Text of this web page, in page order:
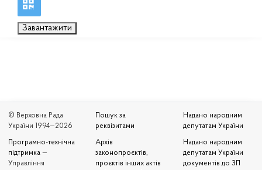
Завантажити
© Верховна Рада
України 1994—2026
Програмно-технічна
підтримка —
Управління
Пошук за
реквізитами
Архів
законопроєктів,
проєктів інших актів
Надано народним
депутатам України
Надано народним
депутатам України
документів до ЗП